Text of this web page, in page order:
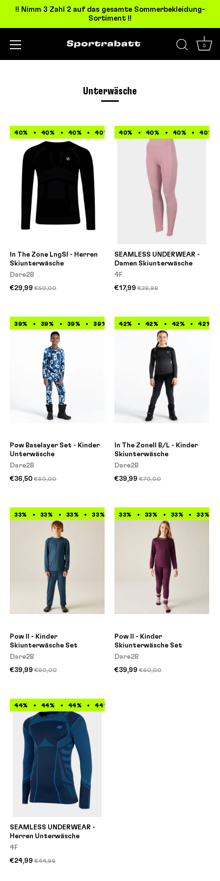
!! Nimm 3 Zahl 2 auf das gesamte Sommerbekleidung-
Sortiment !!
0
Unterwäsche
40% 40% 40% 40% 40% 40% 40% 40%
In The Zone LngSl - Herren
Skiunterwäsche
Dare2B
€29,99 €50,00
40% 40% 40% 40%
SEAMLESS UNDERWEAR -
Damen Skiunterwäsche
4F
€17,99 €29,99
39% 39% 39% 39% 39% 39% 39% 39%
Pow Baselayer Set - Kinder
Unterwäsche
Dare2B
€36,50 €60,00
42% 42% 42% 42%
In The ZoneII B/L - Kinder
Skiunterwäsche
Dare2B
€39,99 €70,00
33% 33% 33% 33% 33% 33% 33% 33%
Pow II - Kinder
Skiunterwäsche Set
Dare2B
€39,99 €60,00
33% 33% 33% 33%
Pow II - Kinder
Skiunterwäsche Set
Dare2B
€39,99 €60,00
44% 44% 44% 44%
SEAMLESS UNDERWEAR -
Herren Unterwäsche
4F
€24,99 €44,99